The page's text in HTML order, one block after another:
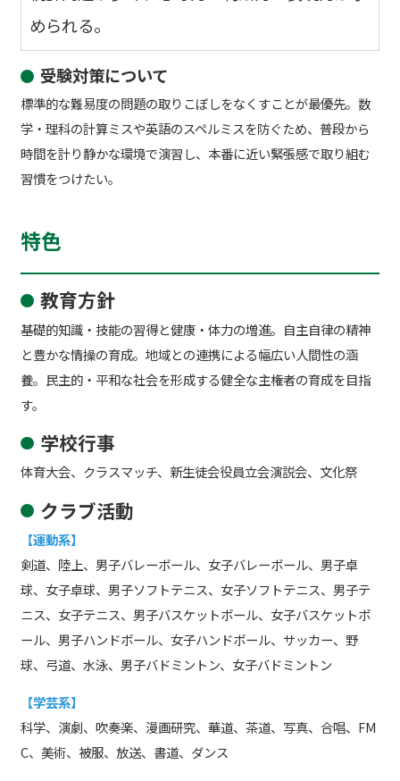
められる。
受験対策について
標準的な難易度の問題の取りこぼしをなくすことが最優先。数
学・理科の計算ミスや英語のスペルミスを防ぐため、普段から
時間を計り静かな環境で演習し、本番に近い緊張感で取り組む
習慣をつけたい。
特色
教育方針
基礎的知識・技能の習得と健康・体力の増進。自主自律の精神
と豊かな情操の育成。地域との連携による幅広い人間性の涵
養。民主的・平和な社会を形成する健全な主権者の育成を目指
す。
学校行事
体育大会、クラスマッチ、新生徒会役員立会演説会、文化祭
クラブ活動
【運動系】
剣道、陸上、男子バレーボール、女子バレーボール、男子卓
球、女子卓球、男子ソフトテニス、女子ソフトテニス、男子テ
ニス、女子テニス、男子バスケットボール、女子バスケットボ
ール、男子ハンドボール、女子ハンドボール、サッカー、野
球、弓道、水泳、男子バドミントン、女子バドミントン
【学芸系】
科学、演劇、吹奏楽、漫画研究、華道、茶道、写真、合唱、FM
C、美術、被服、放送、書道、ダンス